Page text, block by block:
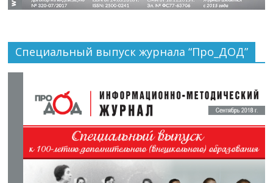
Специальный выпуск журнала “Про_ДОД”